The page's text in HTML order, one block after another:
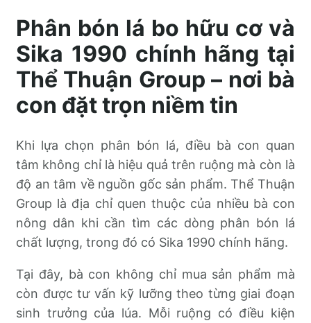
Phân bón lá bo hữu cơ và
Sika 1990 chính hãng tại
Thể Thuận Group – nơi bà
con đặt trọn niềm tin
Khi lựa chọn phân bón lá, điều bà con quan
tâm không chỉ là hiệu quả trên ruộng mà còn là
độ an tâm về nguồn gốc sản phẩm. Thể Thuận
Group là địa chỉ quen thuộc của nhiều bà con
nông dân khi cần tìm các dòng phân bón lá
chất lượng, trong đó có Sika 1990 chính hãng.
Tại đây, bà con không chỉ mua sản phẩm mà
còn được tư vấn kỹ lưỡng theo từng giai đoạn
sinh trưởng của lúa. Mỗi ruộng có điều kiện